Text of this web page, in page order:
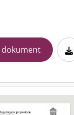
dokument